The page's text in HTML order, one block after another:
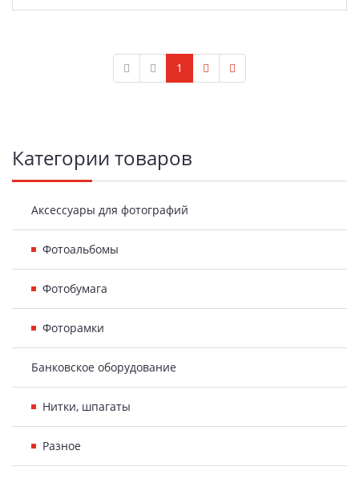
1
Боковая
панель
Категории товаров
Аксессуары для фотографий
Фотоальбомы
Фотобумага
Фоторамки
Банковское оборудование
Нитки, шпагаты
Разное